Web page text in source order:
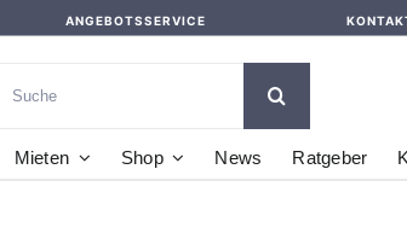
ANGEBOTSSERVICE
nach:
Mieten Shop News Ratgeber